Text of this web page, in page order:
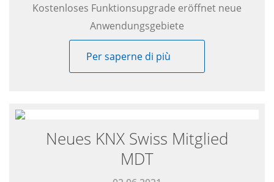
Kostenloses Funktionsupgrade eröffnet neue
Anwendungsgebiete
Per saperne di più
Neues KNX Swiss Mitglied
MDT